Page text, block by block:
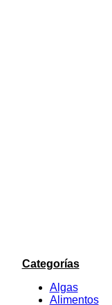
Categorías
Algas
Alimentos